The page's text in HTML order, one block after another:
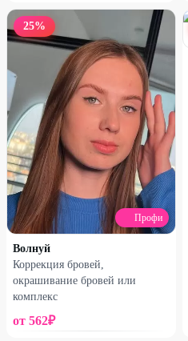
25%
Профи
Волнуй
Коррекция бровей,
окрашивание бровей или
комплекс
от 562₽